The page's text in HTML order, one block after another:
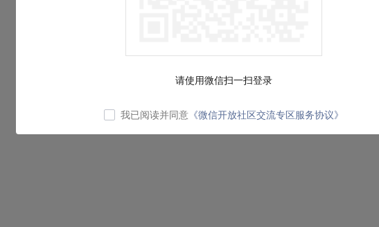
请使用微信扫一扫登录
我已阅读并同意 《微信开放社区交流专区服务协议》